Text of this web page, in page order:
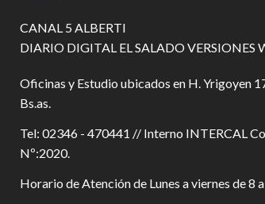
CANAL 5 ALBERTI
DIARIO DIGITAL EL SALADO VERSIONES
Oficinas y Estudio ubicados en H. Yrigoyen
Bs.as.
Tel: 02346 - 470441 // Interno INTERCAL
Nº:2020.
Horario de Atención de Lunes a viernes de 8 a